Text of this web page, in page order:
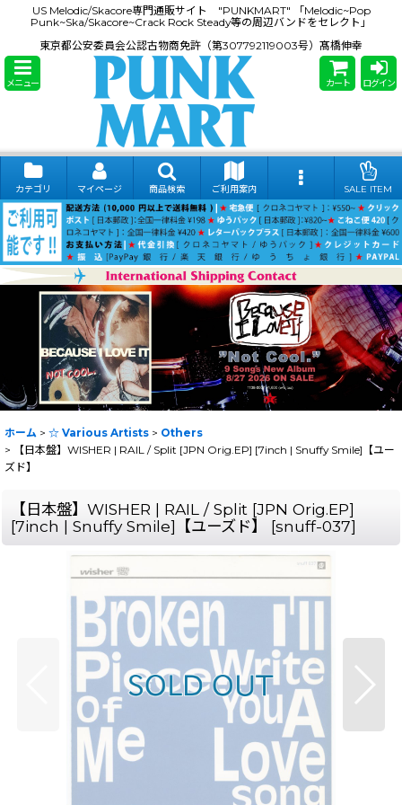
US Melodic/Skacore専門通販サイト "PUNKMART" 「Melodic~Pop
Punk~Ska/Skacore~Crack Rock Steady等の周辺バンドをセレクト」
東京都公安委員会公認古物商免許（第307792119003号）髙橋伸幸
メニュー カート ログイン
カテゴリ マイページ 商品検索 ご利用案内 SALE ITEM
ホーム > ☆ Various Artists > Others
>
【日本盤】WISHER | RAIL / Split [JPN Orig.EP] [7inch | Snuffy Smile]【ユー
ズド】
【日本盤】WISHER | RAIL / Split [JPN Orig.EP]
[7inch | Snuffy Smile]【ユーズド】
[snuff-037]